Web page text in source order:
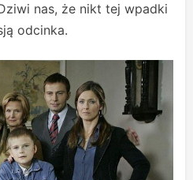
nas, że nikt tej wpadki
odcinka.